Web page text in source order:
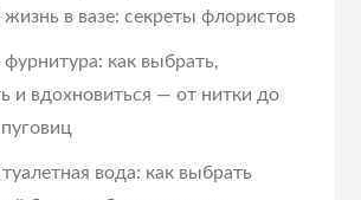
жизнь в вазе: секреты флористов
как выбрать,
и вдохновиться — от нитки до
вода: как выбрать